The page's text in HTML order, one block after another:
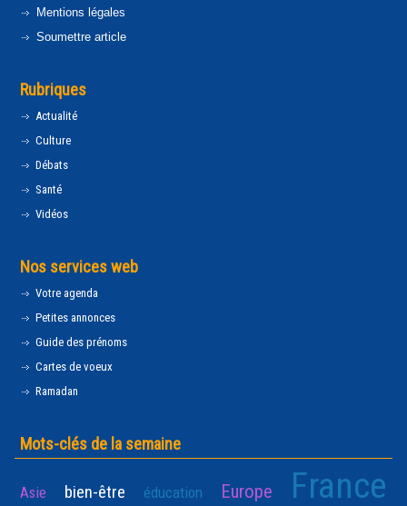
Mentions légales
Soumettre article
Rubriques
Actualité
Culture
Débats
Santé
Vidéos
Nos services web
Votre agenda
Petites annonces
Guide des prénoms
Cartes de voeux
Ramadan
Mots-clés de la semaine
Asie bien-être éducation Europe France